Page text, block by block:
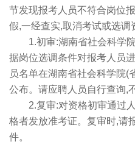
节发现报考人员不符合岗位
假,一经查实,取消考试或选调
1.初审:湖南省社会科学
据岗位选调条件对报考人员
员名单在湖南省社会科学院(
公布。请应聘人员自行查询,
2.复审:对资格初审通过
格者发放准考证。复审时,请
件。